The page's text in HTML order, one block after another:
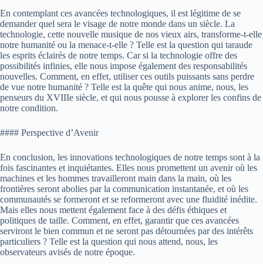
En contemplant ces avancées technologiques, il est légitime de se
demander quel sera le visage de notre monde dans un siècle. La
technologie, cette nouvelle musique de nos vieux airs, transforme-t-elle
notre humanité ou la menace-t-elle ? Telle est la question qui taraude
les esprits éclairés de notre temps. Car si la technologie offre des
possibilités infinies, elle nous impose également des responsabilités
nouvelles. Comment, en effet, utiliser ces outils puissants sans perdre
de vue notre humanité ? Telle est la quête qui nous anime, nous, les
penseurs du XVIIIe siècle, et qui nous pousse à explorer les confins de
notre condition.
#### Perspective d’Avenir
En conclusion, les innovations technologiques de notre temps sont à la
fois fascinantes et inquiétantes. Elles nous promettent un avenir où les
machines et les hommes travailleront main dans la main, où les
frontières seront abolies par la communication instantanée, et où les
communautés se formeront et se reformeront avec une fluidité inédite.
Mais elles nous mettent également face à des défis éthiques et
politiques de taille. Comment, en effet, garantir que ces avancées
serviront le bien commun et ne seront pas détournées par des intérêts
particuliers ? Telle est la question qui nous attend, nous, les
observateurs avisés de notre époque.